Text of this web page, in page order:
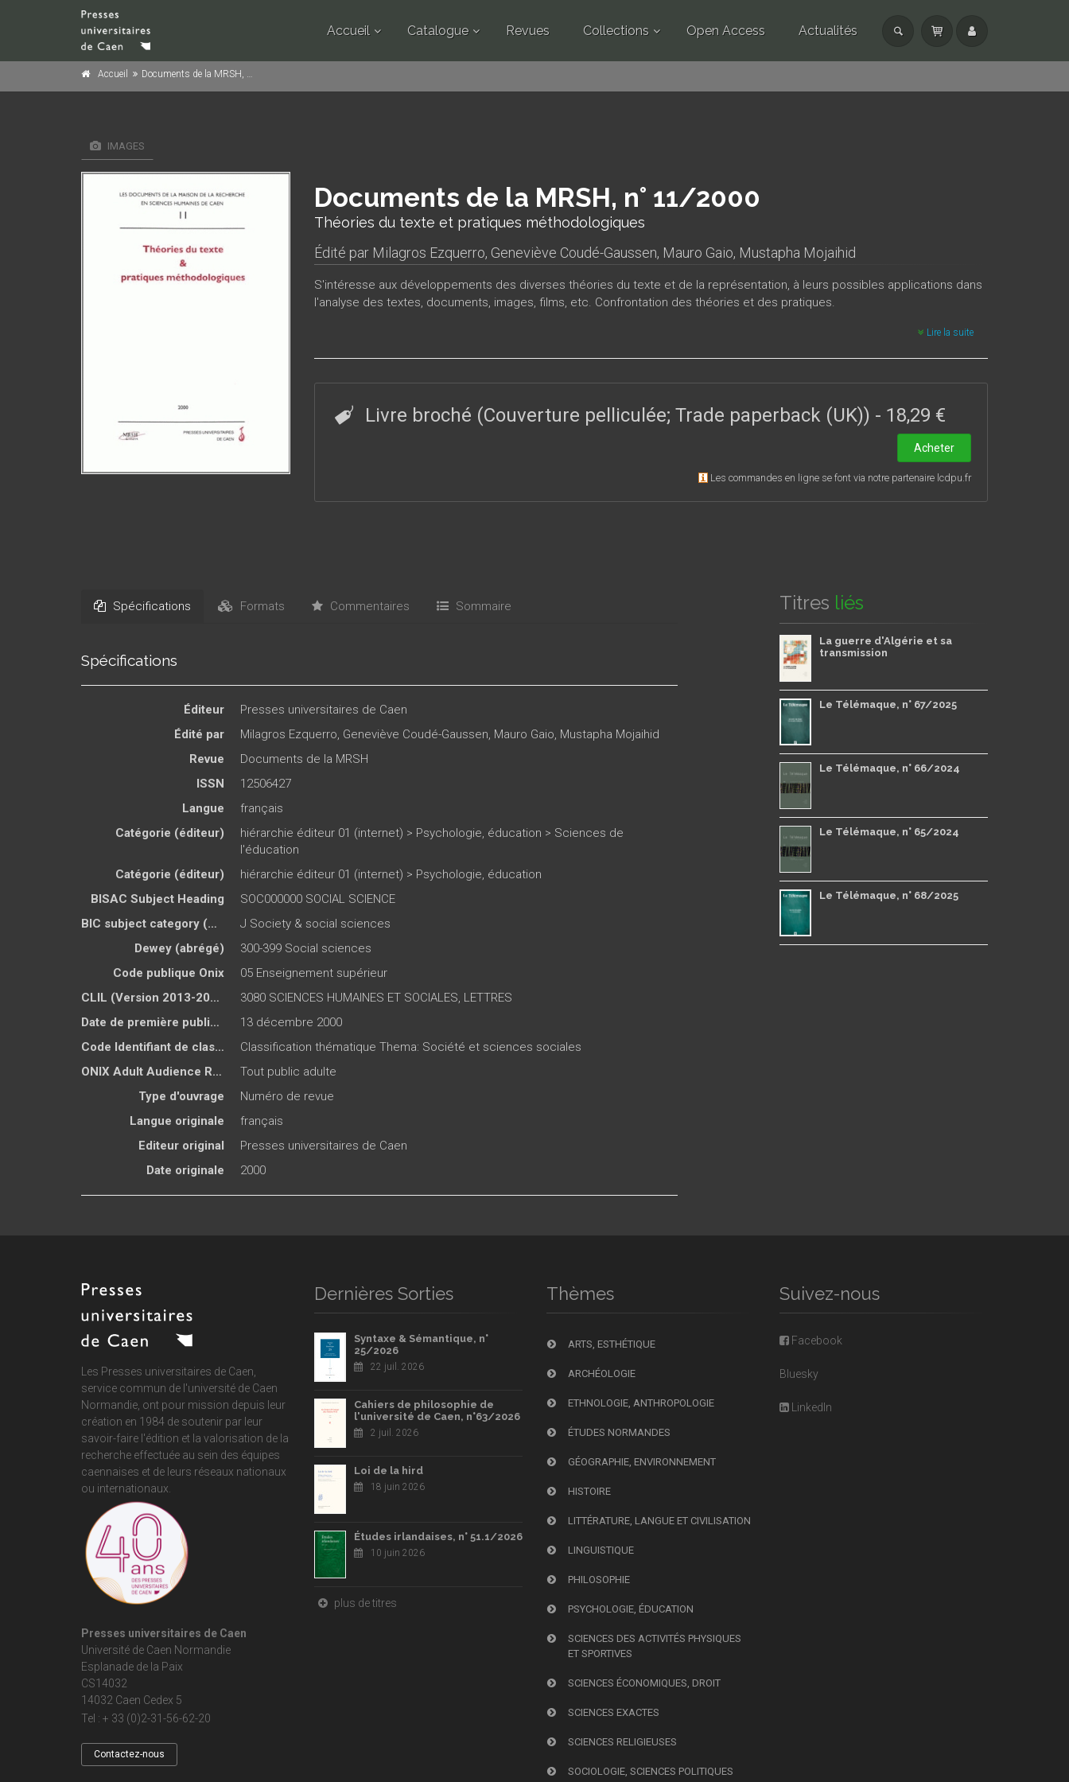
Accueil Catalogue Revues Collections Open Access Actualités
Accueil Documents de la MRSH, n° 11/2000
IMAGES
Documents de la MRSH, n° 11/2000
Théories du texte et pratiques méthodologiques
Édité par Milagros Ezquerro, Geneviève Coudé-Gaussen, Mauro Gaio, Mustapha Mojaihid
S'intéresse aux développements des diverses théories du texte et de la représentation, à leurs possibles applications dans
l'analyse des textes, documents, images, films, etc. Confrontation des théories et des pratiques.
Lire la suite
Livre broché (Couverture pelliculée; Trade paperback (UK)) - 18,29 €
Acheter
Les commandes en ligne se font via notre partenaire lcdpu.fr
Spécifications Formats Commentaires Sommaire
Spécifications
Éditeur
Presses universitaires de Caen
Édité par
Milagros Ezquerro Geneviève Coudé-Gaussen Mauro Gaio Mustapha Mojaihid
Revue
Documents de la MRSH
ISSN
12506427
Langue
français
Catégorie (éditeur)
hiérarchie éditeur 01 (internet) > Psychologie, éducation > Sciences de
l'éducation
Catégorie (éditeur)
hiérarchie éditeur 01 (internet) > Psychologie, éducation
BISAC Subject Heading
SOC000000 SOCIAL SCIENCE
BIC subject category (UK)
J Society & social sciences
Dewey (abrégé)
300-399 Social sciences
Code publique Onix
05 Enseignement supérieur
CLIL (Version 2013-2019 )
3080 SCIENCES HUMAINES ET SOCIALES, LETTRES
Date de première publication du titre
13 décembre 2000
Code Identifiant de classement sujet
Classification thématique Thema: Société et sciences sociales
ONIX Adult Audience Rating
Tout public adulte
Type d'ouvrage
Numéro de revue
Langue originale
français
Editeur original
Presses universitaires de Caen
Date originale
2000
Titres liés
La guerre d'Algérie et sa
transmission
Le Télémaque, n° 67/2025
Le Télémaque, n° 66/2024
Le Télémaque, n° 65/2024
Le Télémaque, n° 68/2025
Les Presses universitaires de Caen,
service commun de l'université de Caen
Normandie , ont pour mission depuis leur
création en 1984 de soutenir par leur
savoir-faire l'édition et la valorisation de la
recherche effectuée au sein des équipes
caennaises et de leurs réseaux nationaux
ou internationaux.
Presses universitaires de Caen
Université de Caen Normandie
Esplanade de la Paix
CS14032
14032 Caen Cedex 5
Tel : + 33 (0)2-31-56-62-20
Contactez-nous
Dernières Sorties
Syntaxe & Sémantique, n°
25/2026
22 juil. 2026
Cahiers de philosophie de
l'université de Caen, n°63/2026
2 juil. 2026
Loi de la hird
18 juin 2026
Études irlandaises, n° 51.1/2026
10 juin 2026
plus de titres
Thèmes
ARTS, ESTHÉTIQUE
ARCHÉOLOGIE
ETHNOLOGIE, ANTHROPOLOGIE
ÉTUDES NORMANDES
GÉOGRAPHIE, ENVIRONNEMENT
HISTOIRE
LITTÉRATURE, LANGUE ET CIVILISATION
LINGUISTIQUE
PHILOSOPHIE
PSYCHOLOGIE, ÉDUCATION
SCIENCES DES ACTIVITÉS PHYSIQUES
ET SPORTIVES
SCIENCES ÉCONOMIQUES, DROIT
SCIENCES EXACTES
SCIENCES RELIGIEUSES
SOCIOLOGIE, SCIENCES POLITIQUES
Suivez-nous
Facebook
Bluesky
LinkedIn